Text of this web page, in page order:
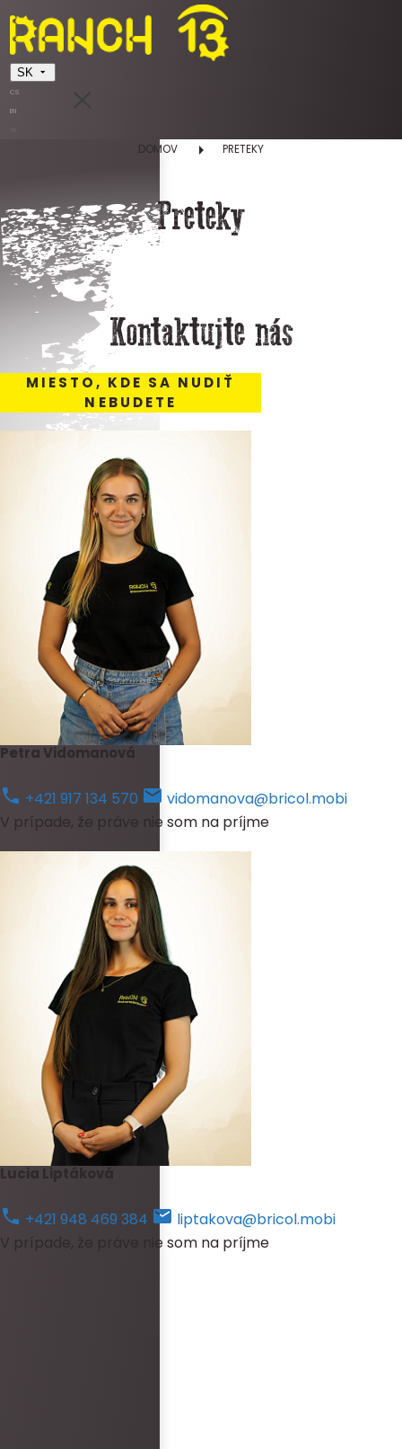
SK
CS
EN
DOMOV PRETEKY
Preteky
Kontaktujte nás
MIESTO, KDE SA NUDIŤ
NEBUDETE
Petra Vidomanová
+421 917 134 570
vidomanova@bricol.mobi
V prípade, že práve nie som na príjme
Lucia Liptáková
+421 948 469 384
liptakova@bricol.mobi
V prípade, že práve nie som na príjme